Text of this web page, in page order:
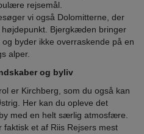
rejsemål.
vi også Dolomitterne, der
Bjergkæden bringer
byder ikke overraskende på en
alper.
og byliv
er Kirchberg, som du også kan
Her kan du opleve det
med en helt særlig atmosfære.
et af Riis Rejsers mest